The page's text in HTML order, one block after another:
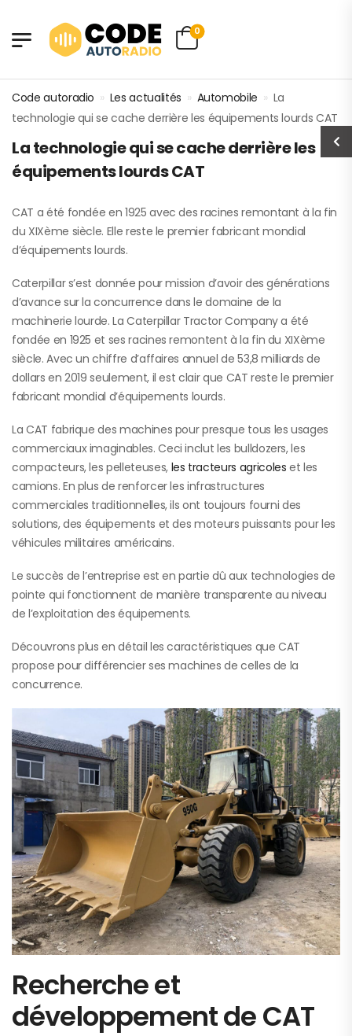
0
Code autoradio » Les actualités » Automobile » La
technologie qui se cache derrière les équipements lourds CAT
La technologie qui se cache derrière les
équipements lourds CAT
CAT a été fondée en 1925 avec des racines remontant à la fin
du XIXème siècle. Elle reste le premier fabricant mondial
d’équipements lourds.
Caterpillar s’est donnée pour mission d’avoir des générations
d’avance sur la concurrence dans le domaine de la
machinerie lourde. La Caterpillar Tractor Company a été
fondée en 1925 et ses racines remontent à la fin du XIXème
siècle. Avec un chiffre d’affaires annuel de 53,8 milliards de
dollars en 2019 seulement, il est clair que CAT reste le premier
fabricant mondial d’équipements lourds.
La CAT fabrique des machines pour presque tous les usages
commerciaux imaginables. Ceci inclut les bulldozers, les
compacteurs, les pelleteuses, les tracteurs agricoles et les
camions. En plus de renforcer les infrastructures
commerciales traditionnelles, ils ont toujours fourni des
solutions, des équipements et des moteurs puissants pour les
véhicules militaires américains.
Le succès de l’entreprise est en partie dû aux technologies de
pointe qui fonctionnent de manière transparente au niveau
de l’exploitation des équipements.
Découvrons plus en détail les caractéristiques que CAT
propose pour différencier ses machines de celles de la
concurrence.
Recherche et
développement de CAT